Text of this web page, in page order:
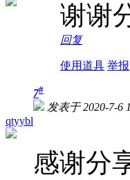
谢
回复
使用道具 举报
qtyybl
7#
发表于 2020-7-6
感谢分